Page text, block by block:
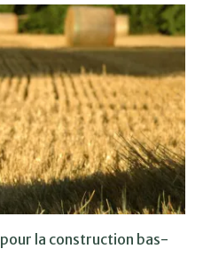
la construction bas-